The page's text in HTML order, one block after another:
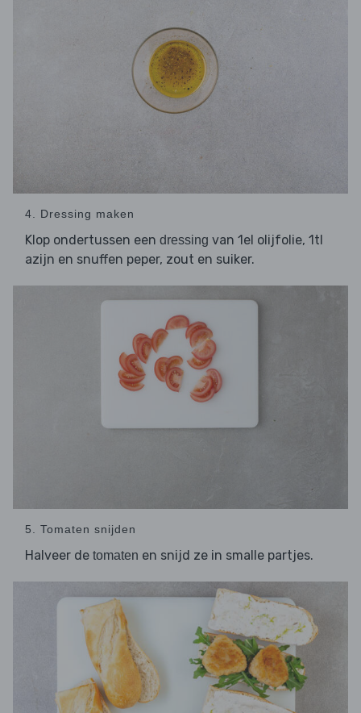
4. Dressing maken
Klop ondertussen een dressing van 1el olijfolie, 1tl
azijn en snuffen peper, zout en suiker.
5. Tomaten snijden
Halveer de tomaten en snijd ze in smalle partjes.